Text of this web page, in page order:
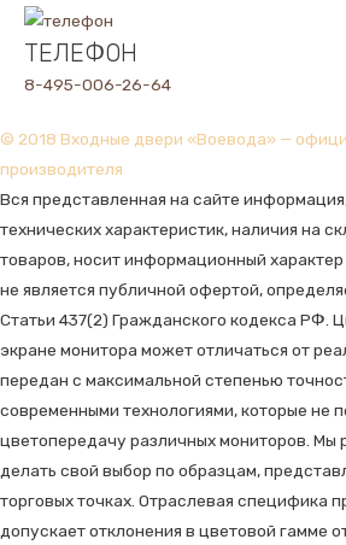
ТЕЛЕФОН
8-495-006-26-64
© 2018 Входные двери «Воевода» —
производителя
Вся представленная на сайте
технических характеристик, наличия на
товаров, носит информационный характер
не является публичной офертой,
Статьи 437(2) Гражданского кодекса РФ.
экране монитора может отличаться от
передан с максимальной степенью
современными технологиями, которые не
цветопередачу различных мониторов. Мы
делать свой выбор по образцам,
торговых точках. Отраслевая специфика
допускает отклонения в цветовой гамме